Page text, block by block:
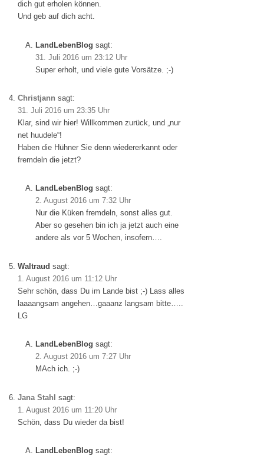
dich gut erholen können.
Und geb auf dich acht.
LandLebenBlog sagt:
31. Juli 2016 um 23:12 Uhr
Super erholt, und viele gute Vorsätze. ;-)
Christjann sagt:
31. Juli 2016 um 23:35 Uhr
Klar, sind wir hier! Willkommen zurück, und „nur
net huudele“!
Haben die Hühner Sie denn wiedererkannt oder
fremdeln die jetzt?
LandLebenBlog sagt:
2. August 2016 um 7:32 Uhr
Nur die Küken fremdeln, sonst alles gut.
Aber so gesehen bin ich ja jetzt auch eine
andere als vor 5 Wochen, insofern….
Waltraud sagt:
1. August 2016 um 11:12 Uhr
Sehr schön, dass Du im Lande bist ;-) Lass alles
laaaangsam angehen…gaaanz langsam bitte…..
LG
LandLebenBlog sagt:
2. August 2016 um 7:27 Uhr
MAch ich. ;-)
Jana Stahl sagt:
1. August 2016 um 11:20 Uhr
Schön, dass Du wieder da bist!
LandLebenBlog sagt: